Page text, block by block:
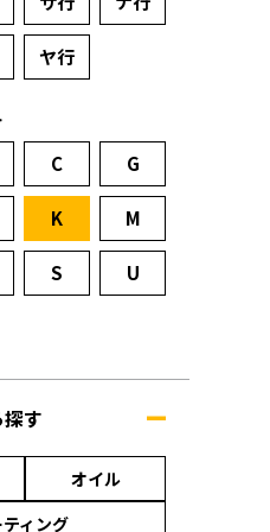
ヤ行
C G
K M
S U
す
オイル
ィング